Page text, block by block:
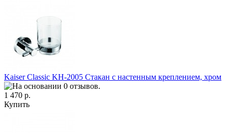
Kaiser Classic KH-2005 Стакан с настенным креплением, хром
1 470 р.
Купить